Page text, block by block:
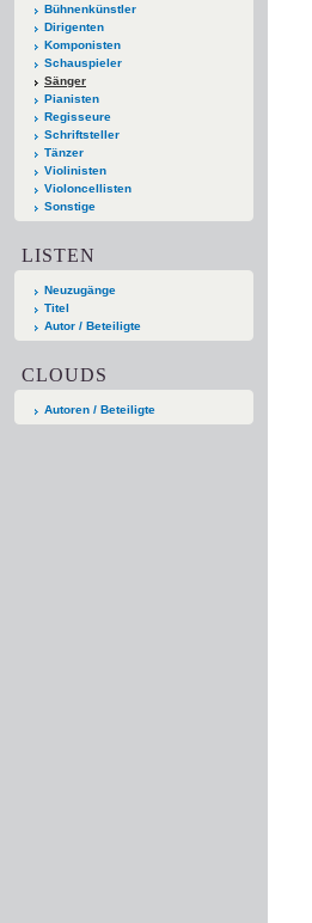
Bühnenkünstler
Dirigenten
Komponisten
Schauspieler
Sänger
Pianisten
Regisseure
Schriftsteller
Tänzer
Violinisten
Violoncellisten
Sonstige
LISTEN
Neuzugänge
Titel
Autor / Beteiligte
CLOUDS
Autoren / Beteiligte